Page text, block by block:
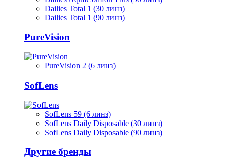
Dailies Total 1 (30 линз)
Dailies Total 1 (90 линз)
PureVision
PureVision 2 (6 линз)
SofLens
SofLens 59 (6 линз)
SofLens Daily Disposable (30 линз)
SofLens Daily Disposable (90 линз)
Другие бренды